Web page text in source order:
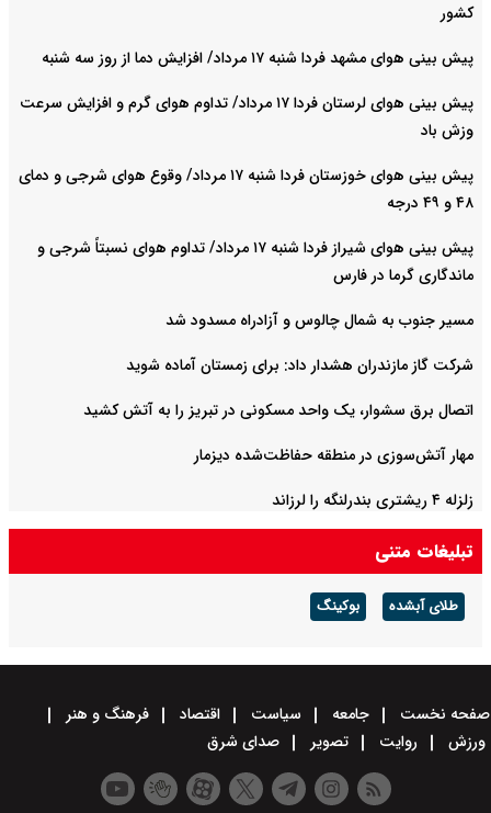
کشور
پیش بینی هوای مشهد فردا شنبه ۱۷ مرداد/ افزایش دما از روز سه شنبه
پیش بینی هوای لرستان فردا ۱۷ مرداد/ تداوم هوای گرم و افزایش سرعت
وزش باد
پیش بینی هوای خوزستان فردا شنبه ۱۷ مرداد/ وقوع هوای شرجی و دمای
۴۸ و ۴۹ درجه
پیش بینی هوای شیراز فردا شنبه ۱۷ مرداد/ تداوم هوای نسبتاً شرجی و
ماندگاری گرما در فارس
مسیر جنوب به شمال چالوس و آزادراه مسدود شد
شرکت گاز مازندران هشدار داد: برای زمستان آماده شوید
اتصال برق سشوار، یک واحد مسکونی در تبریز را به آتش کشید
مهار آتش‌سوزی در منطقه حفاظت‌شده دیزمار
زلزله ۴ ریشتری بندرلنگه را لرزاند
تبلیغات متنی
طلای آبشده بوکینگ
صفحه نخست جامعه سیاست اقتصاد
فرهنگ و هنر
ورزش
روایت تصویر صدای شرق